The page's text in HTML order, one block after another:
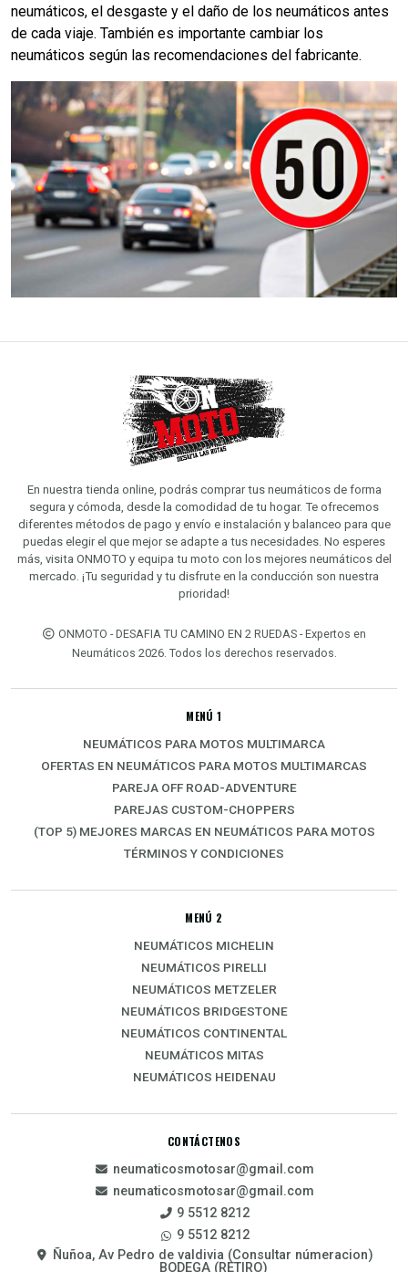
neumáticos, el desgaste y el daño de los neumáticos antes
de cada viaje. También es importante cambiar los
neumáticos según las recomendaciones del fabricante.
En nuestra tienda online, podrás comprar tus neumáticos de forma
segura y cómoda, desde la comodidad de tu hogar. Te ofrecemos
diferentes métodos de pago y envío e instalación y balanceo para que
puedas elegir el que mejor se adapte a tus necesidades. No esperes
más, visita ONMOTO y equipa tu moto con los mejores neumáticos del
mercado. ¡Tu seguridad y tu disfrute en la conducción son nuestra
prioridad!
ONMOTO - DESAFIA TU CAMINO EN 2 RUEDAS - Expertos en
Neumáticos 2026. Todos los derechos reservados.
MENÚ 1
NEUMÁTICOS PARA MOTOS MULTIMARCA
OFERTAS EN NEUMÁTICOS PARA MOTOS MULTIMARCAS
PAREJA OFF ROAD-ADVENTURE
PAREJAS CUSTOM-CHOPPERS
(TOP 5) MEJORES MARCAS EN NEUMÁTICOS PARA MOTOS
TÉRMINOS Y CONDICIONES
MENÚ 2
NEUMÁTICOS MICHELIN
NEUMÁTICOS PIRELLI
NEUMÁTICOS METZELER
NEUMÁTICOS BRIDGESTONE
NEUMÁTICOS CONTINENTAL
NEUMÁTICOS MITAS
NEUMÁTICOS HEIDENAU
CONTÁCTENOS
neumaticosmotosar@gmail.com
neumaticosmotosar@gmail.com
9 5512 8212
9 5512 8212
Ñuñoa, Av Pedro de valdivia (Consultar númeracion)
BODEGA (RETIRO)